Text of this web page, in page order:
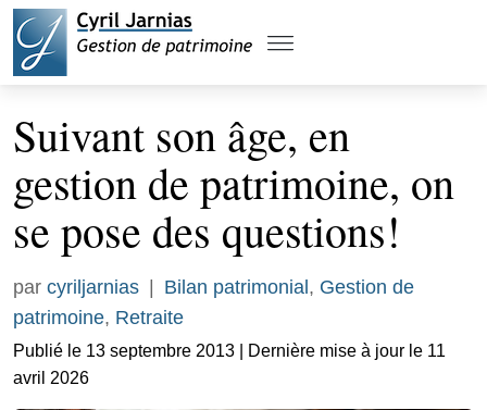
Suivant son âge, en
gestion de patrimoine, on
se pose des questions!
par cyriljarnias Bilan patrimonial , Gestion de
patrimoine, Retraite
Publié le 13 septembre 2013 | Dernière mise à jour le 11
avril 2026